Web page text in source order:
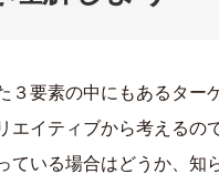
要素の中にもあるター
エイティブから考えるの
ている場合はどうか、知